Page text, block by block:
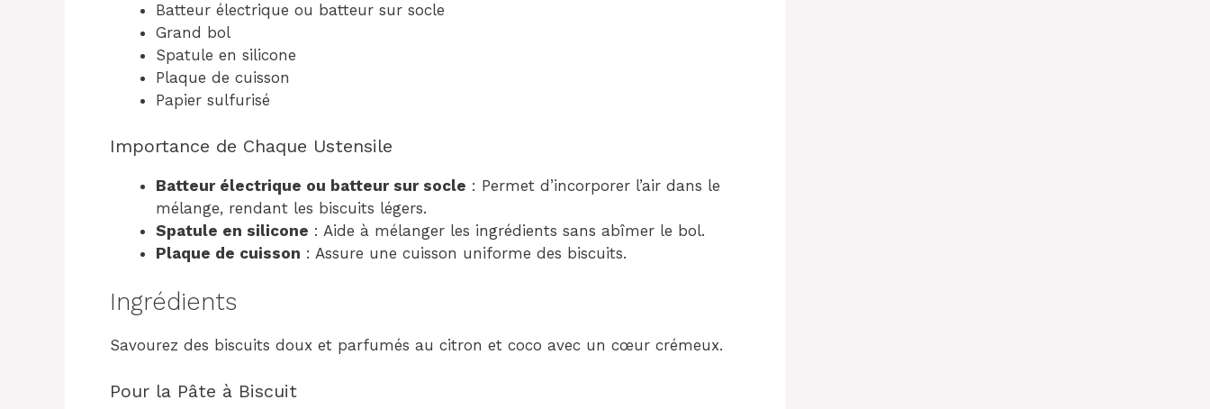
Batteur électrique ou batteur sur socle
Grand bol
Spatule en silicone
Plaque de cuisson
Papier sulfurisé
Importance de Chaque Ustensile
Batteur électrique ou batteur sur socle : Permet d’incorporer l’air dans le
mélange, rendant les biscuits légers.
Spatule en silicone : Aide à mélanger les ingrédients sans abîmer le bol.
Plaque de cuisson : Assure une cuisson uniforme des biscuits.
Ingrédients
Savourez des biscuits doux et parfumés au citron et coco avec un cœur crémeux.
Pour la Pâte à Biscuit